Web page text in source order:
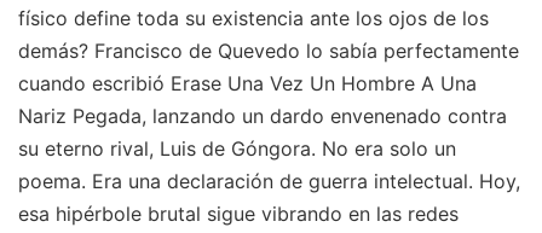
físico define toda su existencia ante los ojos de los
demás? Francisco de Quevedo lo sabía perfectamente
cuando escribió Erase Una Vez Un Hombre A Una
Nariz Pegada, lanzando un dardo envenenado contra
su eterno rival, Luis de Góngora. No era solo un
poema. Era una declaración de guerra intelectual. Hoy,
esa hipérbole brutal sigue vibrando en las redes